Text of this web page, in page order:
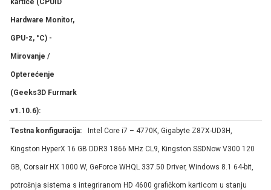
Hardware Monitor,
GPU-z, °C) -
Mirovanje /
Opterećenje
(Geeks3D Furmark
v1.10.6):
Testna konfiguracija: Intel Core i7 – 4770K, Gigabyte Z87X-UD3H,
Kingston HyperX 16 GB DDR3 1866 MHz CL9, Kingston SSDNow V300 120
GB, Corsair HX 1000 W, GeForce WHQL 337.50 Driver, Windows 8.1 64-bit,
potrošnja sistema s integriranom HD 4600 grafičkom karticom u stanju